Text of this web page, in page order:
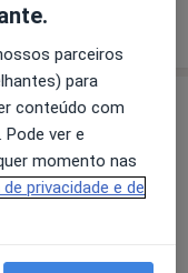
experiência
e preços
nenhuma
parceiros
para
conteúdo com
Pode ver e
momento nas
privacidade e de